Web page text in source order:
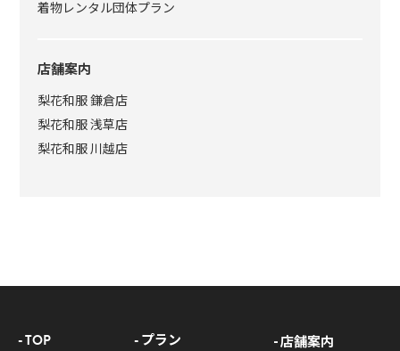
着物レンタル団体プラン
店舗案内
梨花和服 鎌倉店
梨花和服 浅草店
梨花和服 川越店
TOP プラン 店舗案内